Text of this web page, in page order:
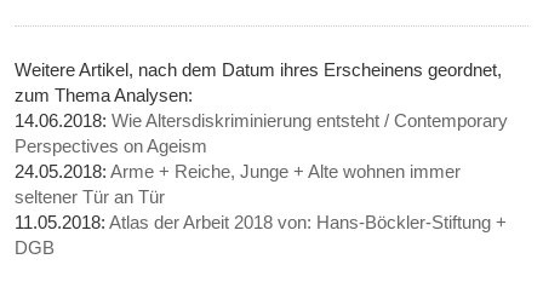
Weitere Artikel, nach dem Datum ihres Erscheinens geordnet,
zum Thema Analysen:
14.06.2018:Wie Altersdiskriminierung entsteht / Contemporary
Perspectives on Ageism
24.05.2018:Arme + Reiche, Junge + Alte wohnen immer
seltener Tür an Tür
11.05.2018:Atlas der Arbeit 2018 von: Hans-Böckler-Stiftung +
DGB